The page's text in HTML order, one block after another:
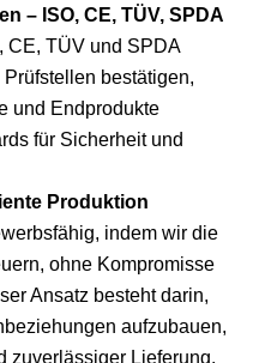
– ISO, CE, TÜV, SPDA
CE, TÜV und SPDA
bestätigen,
und Endprodukte
für Sicherheit und
Produktion
indem wir die
ohne Kompromisse
Ansatz besteht darin,
aufzubauen,
zuverlässiger Lieferung.